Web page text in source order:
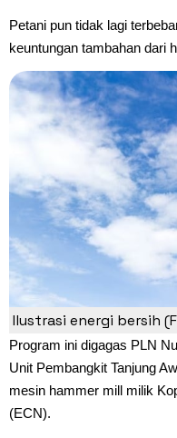
Petani pun tidak lagi
keuntungan tambahan dari
Ilustrasi energi bersih
Program ini digagas PLN
Unit Pembangkit Tanjung
mesin hammer mill milik
(ECN).